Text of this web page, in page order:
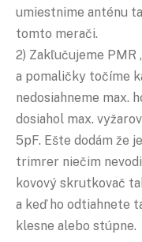
umiestnime anténu
tomto merači.
2) Zakľučujeme
a pomaličky točíme
nedosiahneme max.
dosiahol max.
5pF. Ešte dodám že
trimrer niečim
kovový skrutkovač
a keď ho odtiahnete
klesne alebo stúpne.